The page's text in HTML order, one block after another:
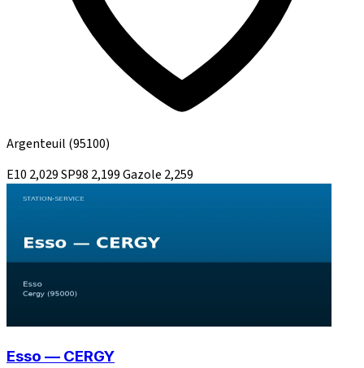
Argenteuil (95100)
E10 2,029SP98 2,199Gazole 2,259
Esso — CERGY